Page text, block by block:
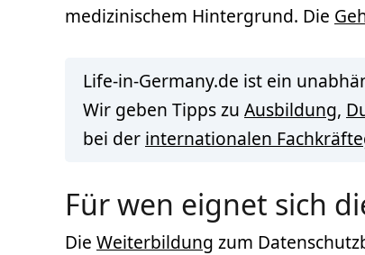
medizinischem Hintergrund. Die
Life-in-Germany.de ist ein
Wir geben Tipps zu Ausbildung,
bei der internationalen
Für wen eignet sich
Die Weiterbildung zum